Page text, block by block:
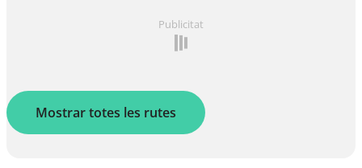
Publicitat
Mostrar totes les rutes